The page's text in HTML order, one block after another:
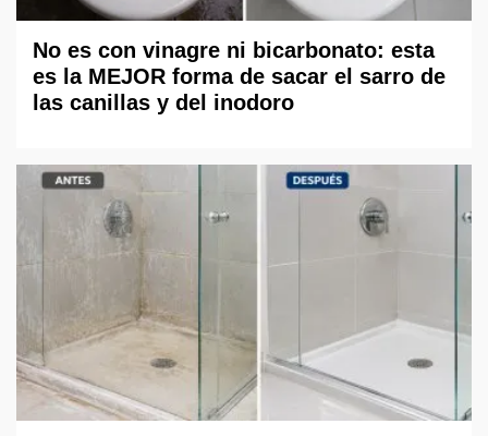
No es con vinagre ni bicarbonato: esta
es la MEJOR forma de sacar el sarro de
las canillas y del inodoro